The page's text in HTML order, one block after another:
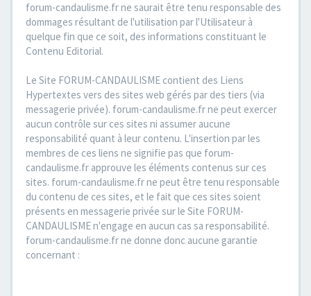
forum-candaulisme.fr ne saurait être tenu responsable des
dommages résultant de l'utilisation par l'Utilisateur à
quelque fin que ce soit, des informations constituant le
Contenu Editorial.
Le Site FORUM-CANDAULISME contient des Liens
Hypertextes vers des sites web gérés par des tiers (via
messagerie privée). forum-candaulisme.fr ne peut exercer
aucun contrôle sur ces sites ni assumer aucune
responsabilité quant à leur contenu. L'insertion par les
membres de ces liens ne signifie pas que forum-
candaulisme.fr approuve les éléments contenus sur ces
sites. forum-candaulisme.fr ne peut être tenu responsable
du contenu de ces sites, et le fait que ces sites soient
présents en messagerie privée sur le Site FORUM-
CANDAULISME n'engage en aucun cas sa responsabilité.
forum-candaulisme.fr ne donne donc aucune garantie
concernant :